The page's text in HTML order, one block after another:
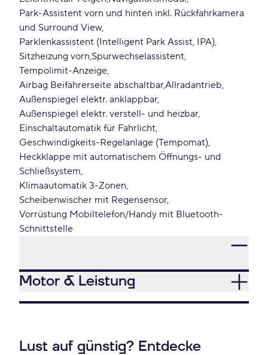
Park-Assistent vorn und hinten inkl. Rückfahrkamera
und Surround View
Parklenkassistent (Intelligent Park Assist, IPA)
Sitzheizung vorn Spurwechselassistent
Tempolimit-Anzeige
Airbag Beifahrerseite abschaltbarAllradantrieb
Außenspiegel elektr. anklappbar
Außenspiegel elektr. verstell- und heizbar
Einschaltautomatik für Fahrlicht
Geschwindigkeits-Regelanlage (Tempomat)
Heckklappe mit automatischem Öffnungs- und
Schließsystem
Klimaautomatik 3-Zonen
Scheibenwischer mit Regensensor
Vorrüstung Mobiltelefon/Handy mit Bluetooth-
Schnittstelle
Motor & Leistung
Lust auf günstig? Entdecke